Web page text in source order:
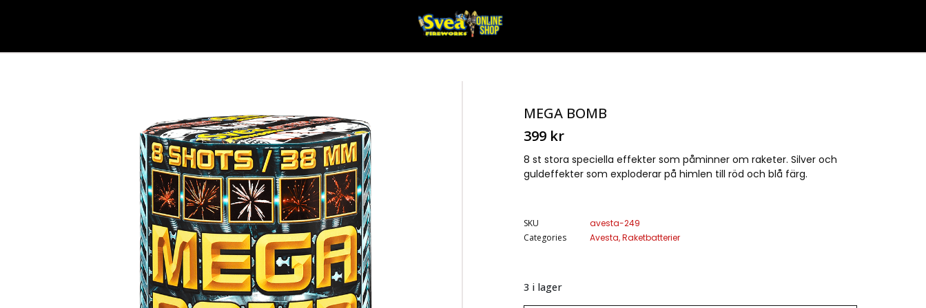
MEGA BOMB
399 kr
8 st stora speciella effekter som påminner om raketer. Silver och
guldeffekter som exploderar på himlen till röd och blå färg.
SKU
avesta-249
Categories
Avesta,Raketbatterier
3 i lager